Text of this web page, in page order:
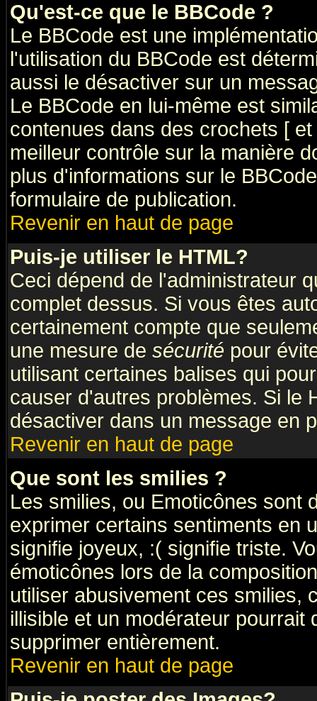
Qu'est-ce que le BBCode ?
Le BBCode est une
l'utilisation du BBCode est
aussi le désactiver sur un
Le BBCode en lui-même est
contenues dans des crochets [
meilleur contrôle sur la manière
plus d'informations sur le
formulaire de publication.
Revenir en haut de page
Puis-je utiliser le HTML?
Ceci dépend de l'administrateur
complet dessus. Si vous êtes
certainement compte que
une mesure de sécurité pour
utilisant certaines balises qui
causer d'autres problèmes. Si le
désactiver dans un message en
Revenir en haut de page
Que sont les smilies ?
Les smilies, ou Emoticônes sont
exprimer certains sentiments en
signifie joyeux, :( signifie triste.
émoticônes lors de la
utiliser abusivement ces smilies,
illisible et un modérateur pourrait
supprimer entièrement.
Revenir en haut de page